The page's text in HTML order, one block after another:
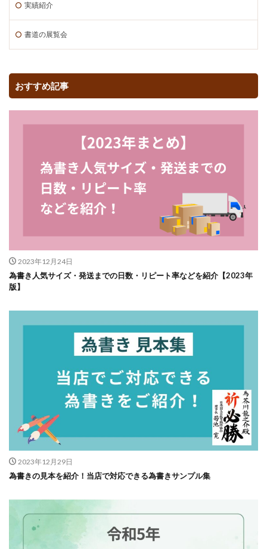
実績紹介
書道の展覧会
おすすめ記事
2023年12月24日
為書き人気サイズ・発送までの日数・リピート率などを紹介【2023年
版】
2023年12月29日
為書きの見本を紹介！当店で対応できる為書きサンプル集